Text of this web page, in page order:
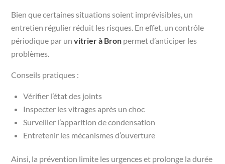
Bien que certaines situations soient imprévisibles, un
entretien régulier réduit les risques. En effet, un contrôle
périodique par unvitrier à Bron permet d’anticiper les
problèmes.
Conseils pratiques :
Vérifier l’état des joints
Inspecter les vitrages après un choc
Surveiller l’apparition de condensation
Entretenir les mécanismes d’ouverture
Ainsi, la prévention limite les urgences et prolonge la durée